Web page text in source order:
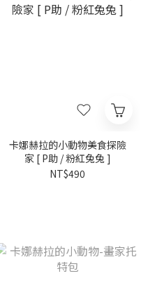
卡娜赫拉的小動物美食探險
家 [ P助 / 粉紅兔兔 ]
NT$490